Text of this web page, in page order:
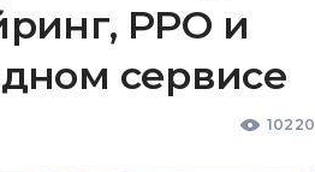
РРО и
сервисе
10220